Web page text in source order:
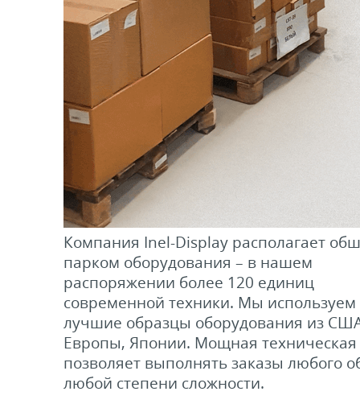
Компания Inel-Display располагает
парком оборудования – в нашем
распоряжении более 120 единиц
современной техники. Мы используем
лучшие образцы оборудования из
Европы, Японии. Мощная техническая
позволяет выполнять заказы любого
любой степени сложности.